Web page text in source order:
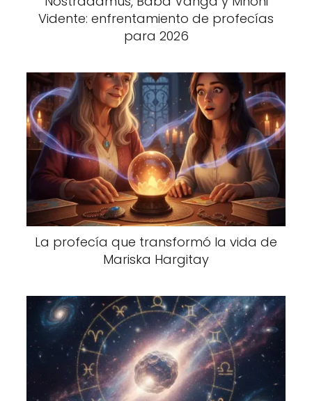
Vidente: enfrentamiento de profecías
para 2026
La profecía que transformó la vida de
Mariska Hargitay